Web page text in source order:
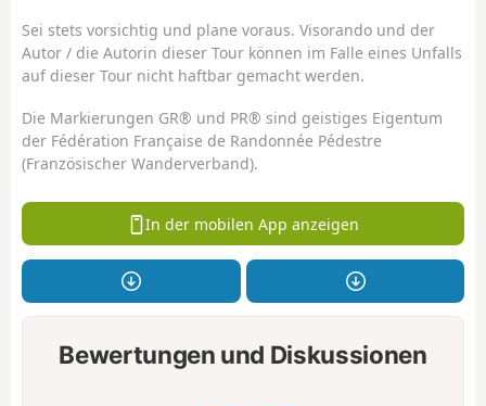
Sei stets vorsichtig und plane voraus. Visorando und der
Autor / die Autorin dieser Tour können im Falle eines Unfalls
auf dieser Tour nicht haftbar gemacht werden.
Die Markierungen GR® und PR® sind geistiges Eigentum
der Fédération Française de Randonnée Pédestre
(Französischer Wanderverband).
In der mobilen App anzeigen
Bewertungen und Diskussionen